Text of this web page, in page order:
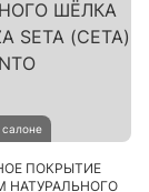
салоне
ПОКРЫТИЕ
НАТУРАЛЬНОГО